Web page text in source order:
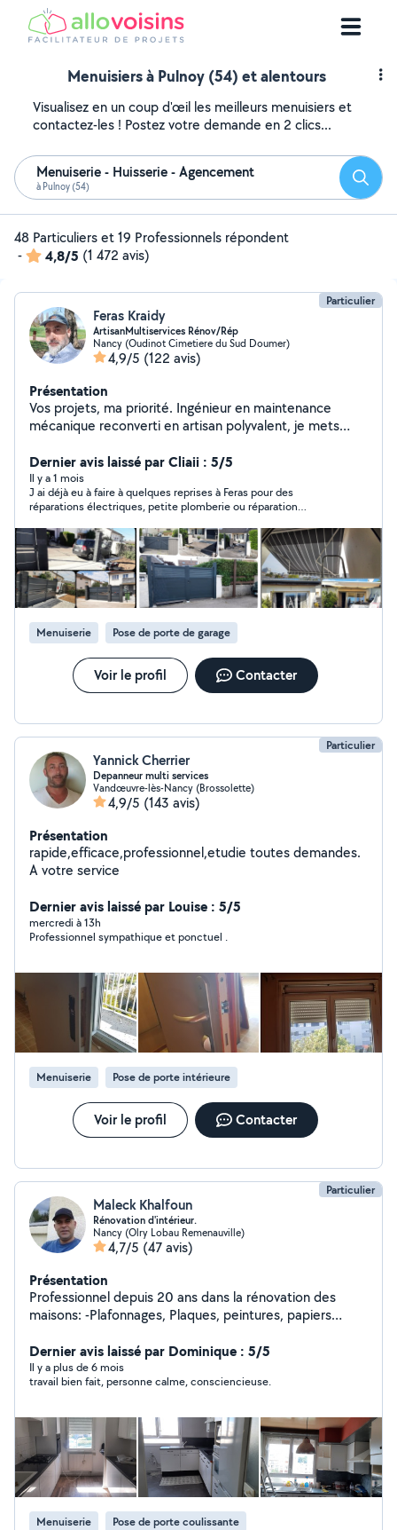
Menuisiers à Pulnoy (54) et alentours
Visualisez en un coup d'œil les meilleurs menuisiers et
contactez-les ! Postez votre demande en 2 clics...
Menuiserie - Huisserie - Agencement
à Pulnoy (54)
48 Particuliers et 19 Professionnels répondent
-
4,8/5 (1 472 avis)
Particulier
Feras Kraidy
ArtisanMultiservices Rénov/Rép
Nancy (Oudinot Cimetiere du Sud Doumer)
4,9/5 (122 avis)
Présentation
Vos projets, ma priorité. Ingénieur en maintenance
mécanique reconverti en artisan polyvalent, je mets
bricolage à votre service. Je réalise vos travaux avec
rigueur, précision et dans le respect strict des normes
de sécurité, tout en m'adaptant à votre budget. Mon
expertise couvre de nombreux domaines : Intérieur :
montage de meubles, installation et pose de cuisines,
aménagement intérieur, petites interventions en
plomberie et électricité. Extérieur : pose de stores
bannes, portails, portes de garage et autres
installations. En tant que micro-entrepreneur, je vous
garantis un travail sérieux, transparent et soigné. Je
serai votre artisan de confiance pour concrétiser vos
projets. Feras
Dernier avis laissé par Cliaii : 5/5
Il y a 1 mois
J ai déjà eu à faire à quelques reprises à Feras pour des
réparations électriques, petite plomberie ou réparation
service. je recommande +++.
Menuiserie Pose de porte de garage
Voir le profil Contacter
Particulier
Yannick Cherrier
Depanneur multi services
Vandœuvre-lès-Nancy (Brossolette)
4,9/5 (143 avis)
Présentation
rapide,efficace,professionnel,etudie toutes demandes.
A votre service
Dernier avis laissé par Louise : 5/5
mercredi à 13h
Professionnel sympathique et ponctuel .
Menuiserie Pose de porte intérieure
Voir le profil Contacter
Particulier
Maleck Khalfoun
Rénovation d'intérieur.
Nancy (Olry Lobau Remenauville)
4,7/5 (47 avis)
Présentation
Professionnel depuis 20 ans dans la rénovation des
maisons: -Plafonnages, Plaques, peintures, papiers
portes. -parquet et carrelage. -conseils en architecture
d'intérieure ( agencement, aménagement...). -
intervention sur les petits soucis d'un espace de vie (
murs : cadres ,triangles ...).
Dernier avis laissé par Dominique : 5/5
Il y a plus de 6 mois
travail bien fait, personne calme, consciencieuse.
Menuiserie Pose de porte coulissante